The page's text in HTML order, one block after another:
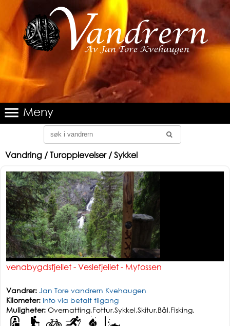
Meny
Vandring / Turopplevelser / Sykkel
venabygdsfjellet - Veslefjellet - Myfossen
Vandrer: Jan Tore vandrern Kvehaugen
Kilometer: Info via betalt tilgang
Muligheter: Overnatting,Fottur,Sykkel,Skitur,Bål,Fisking,